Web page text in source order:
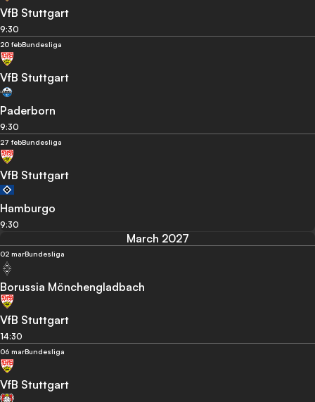
VfB Stuttgart
9:30
20 febBundesliga
VfB Stuttgart
Paderborn
9:30
27 febBundesliga
VfB Stuttgart
Hamburgo
9:30
March 2027
02 marBundesliga
Borussia Mönchengladbach
VfB Stuttgart
14:30
06 marBundesliga
VfB Stuttgart